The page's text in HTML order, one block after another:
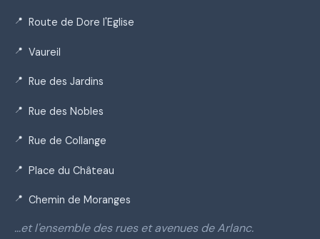
Route de Dore l'Eglise
Vaureil
Rue des Jardins
Rue des Nobles
Rue de Collange
Place du Château
Chemin de Moranges
…et l'ensemble des rues et avenues de Arlanc.